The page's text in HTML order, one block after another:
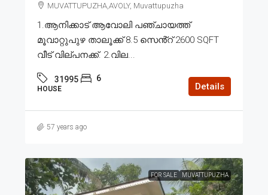
MUVATTUPUZHA,AVOLY, Muvattupuzha
1.ആനിക്കാട് ആവോലി പഞ്ചായത്ത്
മൂവാറ്റുപുഴ താലൂക്ക് 8.5 സെൻ്റ് 2600 SQFT
വീട് വില്പനക്ക്. 2.വില...
31995 6
HOUSE Details
57 years ago
FOR SALE MUVATTUPUZHA